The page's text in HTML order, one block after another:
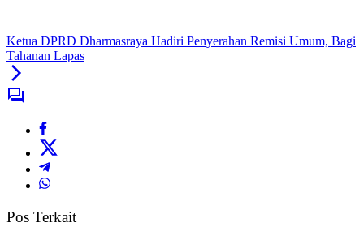
Ketua DPRD Dharmasraya Hadiri Penyerahan Remisi Umum, Bagi
Tahanan Lapas
Pos Terkait